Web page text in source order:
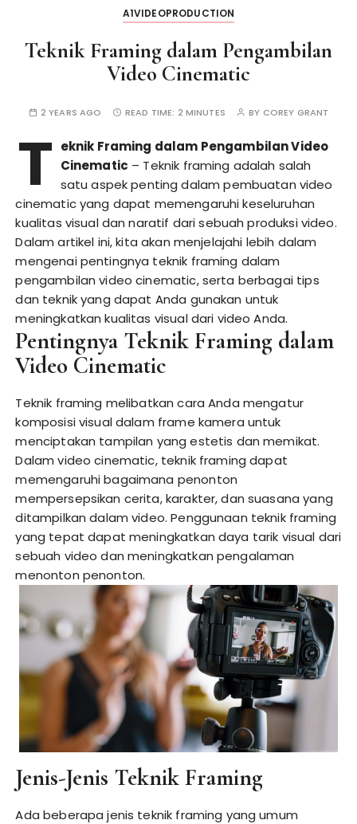
A1VIDEOPRODUCTION
Teknik Framing dalam Pengambilan
Video Cinematic
2 YEARS AGO READ TIME: 2 MINUTES BY COREY GRANT
T eknik Framing dalam Pengambilan Video
Cinematic – Teknik framing adalah salah
satu aspek penting dalam pembuatan video
cinematic yang dapat memengaruhi keseluruhan
kualitas visual dan naratif dari sebuah produksi video.
Dalam artikel ini, kita akan menjelajahi lebih dalam
mengenai pentingnya teknik framing dalam
pengambilan video cinematic, serta berbagai tips
dan teknik yang dapat Anda gunakan untuk
meningkatkan kualitas visual dari video Anda.
Pentingnya Teknik Framing dalam
Video Cinematic
Teknik framing melibatkan cara Anda mengatur
komposisi visual dalam frame kamera untuk
menciptakan tampilan yang estetis dan memikat.
Dalam video cinematic, teknik framing dapat
memengaruhi bagaimana penonton
mempersepsikan cerita, karakter, dan suasana yang
ditampilkan dalam video. Penggunaan teknik framing
yang tepat dapat meningkatkan daya tarik visual dari
sebuah video dan meningkatkan pengalaman
menonton penonton.
Jenis-Jenis Teknik Framing
Ada beberapa jenis teknik framing yang umum